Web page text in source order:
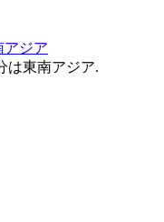
アジア
は東南アジア.